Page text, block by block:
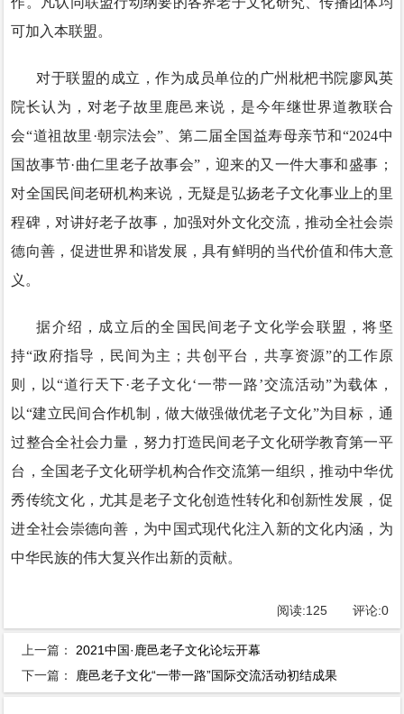
可加入本联盟。
对于联盟的成立，作为成员单位的广州枇杷书院廖凤英
院长认为，对老子故里鹿邑来说，是今年继世界道教联合
会“道祖故里·朝宗法会”、第二届全国益寿母亲节和“2024中
国故事节·曲仁里老子故事会”，迎来的又一件大事和盛事；
对全国民间老研机构来说，无疑是弘扬老子文化事业上的里
程碑，对讲好老子故事，加强对外文化交流，推动全社会崇
德向善，促进世界和谐发展，具有鲜明的当代价值和伟大意
义。
据介绍，成立后的全国民间老子文化学会联盟，将坚
持“政府指导，民间为主；共创平台，共享资源”的工作原
则，以“道行天下·老子文化‘一带一路’交流活动”为载体，
以“建立民间合作机制，做大做强做优老子文化”为目标，通
过整合全社会力量，努力打造民间老子文化研学教育第一平
台，全国老子文化研学机构合作交流第一组织，推动中华优
秀传统文化，尤其是老子文化创造性转化和创新性发展，促
进全社会崇德向善，为中国式现代化注入新的文化内涵，为
中华民族的伟大复兴作出新的贡献。
阅读:125评论:0
上一篇： 2021中国·鹿邑老子文化论坛开幕
下一篇： 鹿邑老子文化“一带一路”国际交流活动初结成果